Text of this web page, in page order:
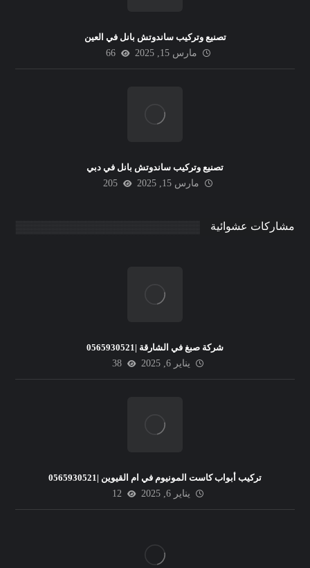
تصنيع وتركيب ساندوتش بانل في العين
مارس 15, 2025
66
تصنيع وتركيب ساندوتش بانل في دبي
مارس 15, 2025
205
مشاركات عشوائية
شركة صبغ في الشارقة |0565930521
يناير 6, 2025
38
تركيب أبواب كاست المونيوم في ام القيوين |0565930521
يناير 6, 2025
12